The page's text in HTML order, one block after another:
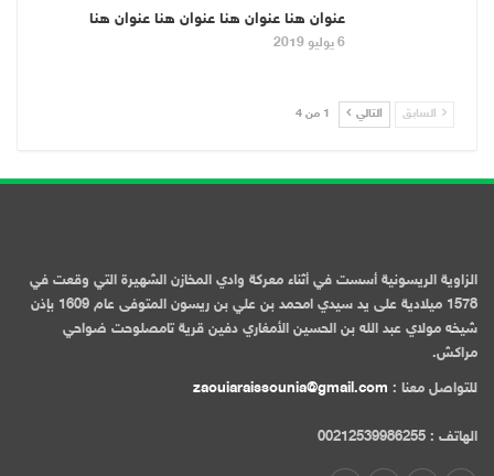
عنوان هنا عنوان هنا عنوان هنا عنوان هنا
6 يوليو 2019
السابق التالي 1 من 4
الزاوية الريسونية أسست في أثناء معركة وادي المخازن الشهيرة التي وقعت في
1578 ميلادية على يد سيدي امحمد بن علي بن ريسون المتوفى عام 1609 بإذن
شيخه مولاي عبد الله بن الحسين الأمغاري دفين قرية تامصلوحت ضواحي
مراكش.
للتواصل معنا : zaouiaraissounia@gmail.com
الهاتف : 00212539986255